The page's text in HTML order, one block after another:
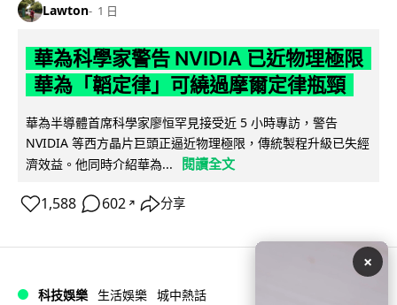
Lawton 1 日
華為科學家警告 NVIDIA 已近物理極限
華為「韜定律」可繞過摩爾定律瓶頸
華為半導體首席科學家廖恒罕見接受近 5 小時專訪，警告
NVIDIA 等西方晶片巨頭正逼近物理極限，傳統製程升級已失經
濟效益。他同時介紹華為...
閱讀全文
1,588 602 ↗ 分享
科技娛樂 生活娛樂 城中熱話
×